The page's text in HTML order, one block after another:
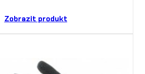
Zobrazit produkt